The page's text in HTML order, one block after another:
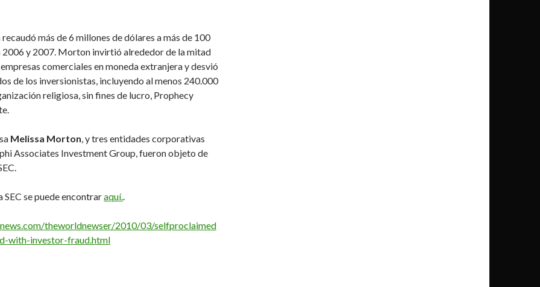
más de 6 millones de dólares a más de 100
2006 y 2007. Morton invirtió alrededor de la mitad
comerciales en moneda extranjera y desvió
de los inversionistas, incluyendo al menos 240.000
religiosa, sin fines de lucro, Prophecy
Melissa Morton, y tres entidades corporativas
Associates Investment Group, fueron objeto de
SEC se puede encontraraquí..
theworldnewser/2010/03/selfproclaimed
with-investor-fraud.html